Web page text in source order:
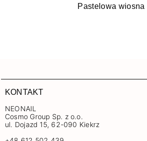
Pastelowa wiosna
KONTAKT
NEONAIL
Cosmo Group Sp. z o.o.
ul. Dojazd 15, 62-090 Kiekrz